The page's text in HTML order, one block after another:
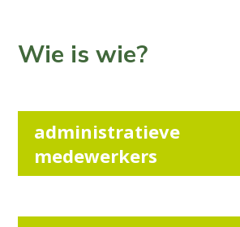
Wie is wie?
administratieve
medewerkers